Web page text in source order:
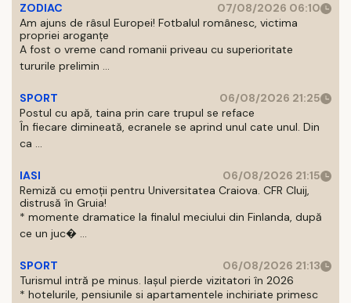
ZODIAC
07/08/2026 06:10
Am ajuns de râsul Europei! Fotbalul românesc, victima
propriei aroganțe
A fost o vreme cand romanii priveau cu superioritate
tururile prelimin ...
SPORT
06/08/2026 21:25
Postul cu apă, taina prin care trupul se reface
În fiecare dimineată, ecranele se aprind unul cate unul. Din
ca ...
IASI
06/08/2026 21:15
Remiză cu emoții pentru Universitatea Craiova. CFR Cluij,
distrusă în Gruia!
* momente dramatice la finalul meciului din Finlanda, după
ce un juc� ...
SPORT
06/08/2026 21:13
Turismul intră pe minus. Iașul pierde vizitatori în 2026
* hotelurile, pensiunile si apartamentele inchiriate primesc